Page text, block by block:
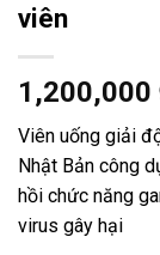
viên
1,200,000
Viên uống giải
Nhật Bản công
hồi chức năng
virus gây hại